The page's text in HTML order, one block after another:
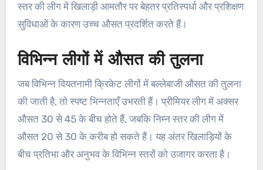
स्तर की लीग में खिलाड़ी आमतौर पर बेहतर प्रतिस्पर्धा और प्रशिक्षण
सुविधाओं के कारण उच्च औसत प्रदर्शित करते हैं।
विभिन्न लीगों में औसत की तुलना
जब विभिन्न वियतनामी क्रिकेट लीगों में बल्लेबाजी औसत की तुलना
की जाती है, तो स्पष्ट भिन्नताएँ उभरती हैं। प्रीमियर लीग में अक्सर
औसत 30 से 45 के बीच होते हैं, जबकि निम्न स्तर की लीग में
औसत 20 से 30 के करीब हो सकते हैं। यह अंतर खिलाड़ियों के
बीच प्रतिभा और अनुभव के विभिन्न स्तरों को उजागर करता है।